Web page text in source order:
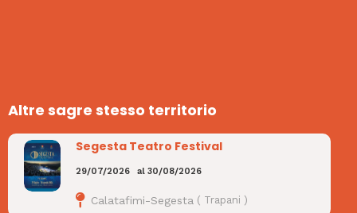
Altre sagre stesso territorio
Segesta Teatro Festival
29/07/2026 al30/08/2026
Calatafimi-Segesta ( Trapani )